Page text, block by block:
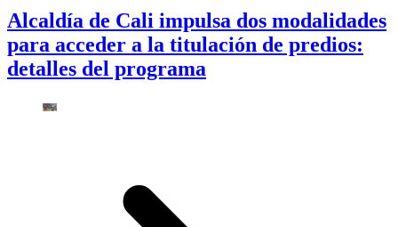
Alcaldía de Cali impulsa dos modalidades
para acceder a la titulación de predios:
detalles del programa